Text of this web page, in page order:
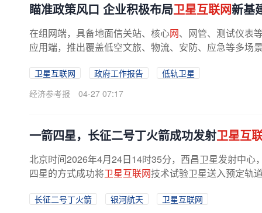
瞄准政策风口 企业积极布局卫星互联网新基
在组网端，具备地面信关站、核心网、网管、测试仪表
应用端，推出覆盖低空文旅、物流、安防、应急等多场
卫星互联网 政府工作报告
低轨卫星
经济参考报
04-27 07:17
一箭四星，长征二号丁火箭成功发射卫星互
北京时间2026年4月24日14时35分，西昌卫星发射中心
四星的方式成功将卫星互联网技术试验卫星送入预定轨
长征二号丁火箭 银河航天
卫星互联网